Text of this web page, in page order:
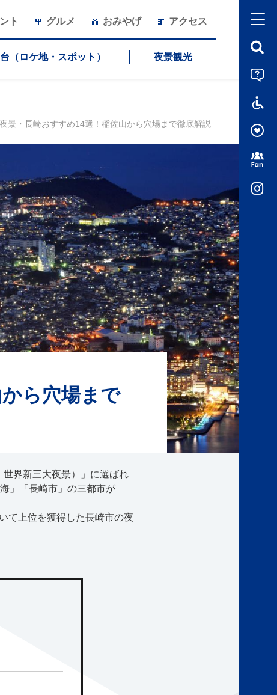
ト グルメ おみやげ アクセス
（ロケ地・スポット） 夜景観光
景・長崎おすすめ14選！稲佐山から穴場まで徹底解説
ら穴場まで
界新三大夜景）」に選ばれ
」「長崎市」の三都市が
て上位を獲得した長崎市の夜